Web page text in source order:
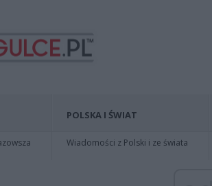
POLSKA I ŚWIAT
Wiadomości z Polski i ze świata